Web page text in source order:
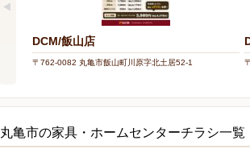
DCM/飯山店
〒762-0082 丸亀市飯山町川原字北土居52-1
丸亀市の家具・ホームセンターチラシ一覧